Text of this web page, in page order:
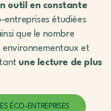
outil en constante
entreprises étudiées
que le nombre
environnementaux et
une lecture de plus
ÉCO-ENTREPRISES